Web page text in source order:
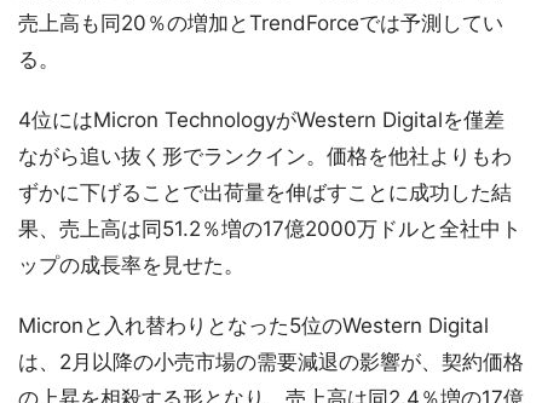
売上高も同20％の増加とTrendForceでは予測してい
る。
4位にはMicron TechnologyがWestern Digitalを僅差
ながら追い抜く形でランクイン。価格を他社よりもわ
ずかに下げることで出荷量を伸ばすことに成功した結
果、売上高は同51.2％増の17億2000万ドルと全社中ト
ップの成長率を見せた。
Micronと入れ替わりとなった5位のWestern Digital
は、2月以降の小売市場の需要減退の影響が、契約価格
の上昇を相殺する形となり、売上高は同2.4％増の17億